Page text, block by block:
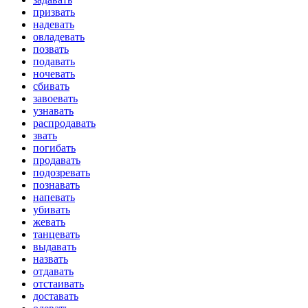
призвать
надевать
овладевать
позвать
подавать
ночевать
сбивать
завоевать
узнавать
распродавать
звать
погибать
продавать
подозревать
познавать
напевать
убивать
жевать
танцевать
выдавать
назвать
отдавать
отстаивать
доставать